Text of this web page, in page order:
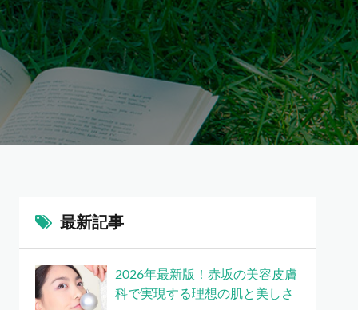
最新記事
2026年最新版！赤坂の美容皮膚
科で実現する理想の肌と美しさ